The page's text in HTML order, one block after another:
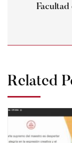
Facultad
Related